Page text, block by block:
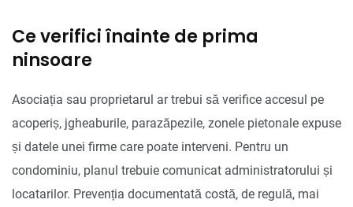
Ce verifici înainte de prima
ninsoare
Asociația sau proprietarul ar trebui să verifice accesul pe
acoperiș, jgheaburile, parazăpezile, zonele pietonale expuse
și datele unei firme care poate interveni. Pentru un
condominiu, planul trebuie comunicat administratorului și
locatarilor. Prevenția documentată costă, de regulă, mai